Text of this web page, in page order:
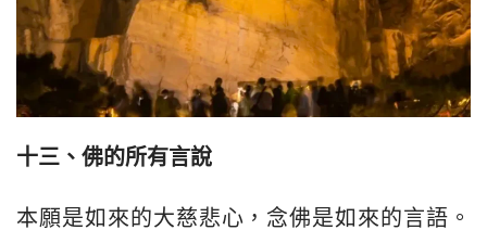
十三、 佛的所有言說
本願是如來的大慈悲心，念佛是如來的言語。